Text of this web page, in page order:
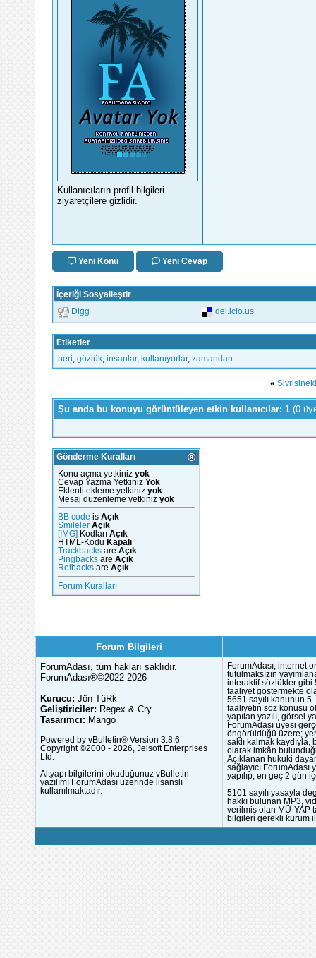
Kullanıcıların profil bilgileri
ziyaretçilere gizlidir.
Yeni Konu Yeni Cevap
İçeriği Sosyalleştir
Digg del.icio.us
Etiketler
beri gözlük insanlar, kullanıyorlar, zamandan
«
Şu anda bu konuyu görüntüleyen etkin kullanıcılar: 1 (0
Gönderme Kuralları
Konu açma yetkiniz yok
Cevap Yazma Yetkiniz Yok
Eklenti ekleme yetkiniz yok
Mesaj düzenleme yetkiniz yok
BB code is Açık
Smileler Açık
[IMG]
Kodları Açık
HTML-Kodu Kapalı
Trackbacks are Açık
Pingbacks are Açık
Refbacks are Açık
Forum Kuralları
Forum Bilgileri
ForumAdası, tüm hakları saklıdır.
ForumAdası®©2022-2026
Kurucu: Jön TüRk
Geliştiriciler: Regex & Cry
Tasarımcı: Mango
Powered by vBulletin® Version 3.8.6
Copyright ©2000 - 2026, Jelsoft Enterprises
Ltd.
Altyapı bilgilerini okuduğunuz vBulletin
yazılımı ForumAdası üzerinde lisanslı
kullanılmaktadır.
ForumAdası; internet
tutulmaksızın
interaktif sözlükler gibi
faaliyet göstermekte
5651 sayılı kanunun
faaliyetin söz konusu
yapılan yazılı, görsel
ForumAdası üyesi
öngörüldüğü üzere;
saklı kalmak
olarak imkân
Açıklanan hukuki
sağlayıcı
yapılıp, en geç 2 gün
5101 sayılı yasayla
hakkı bulunan MP3,
verilmiş olan MÜ-YAP
bilgileri gerekli kurum